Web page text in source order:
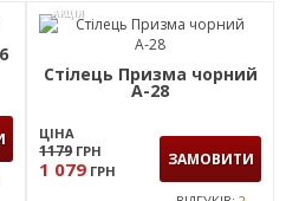
Стілець Аскона Хром
кожзам чорний
1 329 ЗАМОВИТИ
ВІДГУКІВ:0